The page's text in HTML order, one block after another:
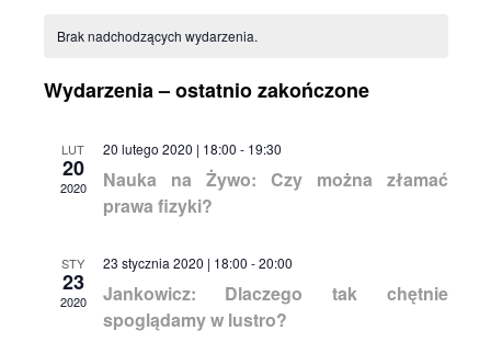
Wydarzenia
Brak nadchodzących wydarzenia.
Wydarzenia – ostatnio zakończone
LUT
20
2020
20 lutego 2020 | 18:00 - 19:30
Nauka na Żywo: Czy można złamać
prawa fizyki?
STY
23
2020
23 stycznia 2020 | 18:00 -20:00
Jankowicz: Dlaczego tak chętnie
spoglądamy w lustro?